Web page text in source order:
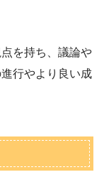
を持ち、議論や
行やより良い成